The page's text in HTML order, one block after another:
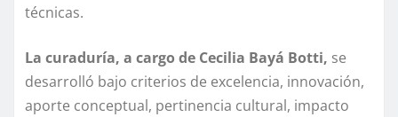
técnicas.
La curaduría, a cargo de Cecilia Bayá Botti, se
desarrolló bajo criterios de excelencia, innovación,
aporte conceptual, pertinencia cultural, impacto